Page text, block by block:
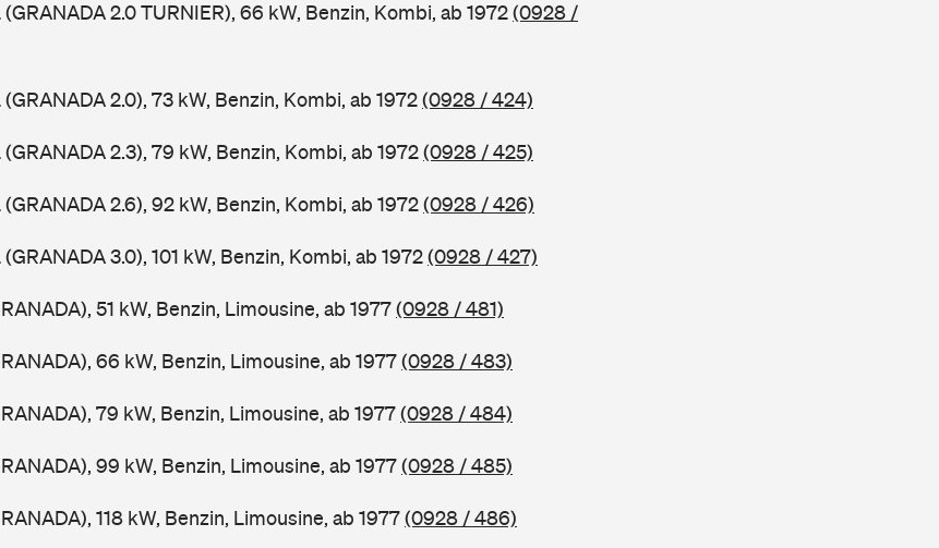
2.0 TURNIER), 66 kW, Benzin, Kombi, ab 1972(0928 /
2.0), 73 kW, Benzin, Kombi, ab 1972(0928 / 424)
2.3), 79 kW, Benzin, Kombi, ab 1972(0928 / 425)
2.6), 92 kW, Benzin, Kombi, ab 1972(0928 / 426)
3.0), 101 kW, Benzin, Kombi, ab 1972(0928 / 427)
51 kW, Benzin, Limousine, ab 1977(0928 / 481)
66 kW, Benzin, Limousine, ab 1977(0928 / 483)
79 kW, Benzin, Limousine, ab 1977(0928 / 484)
99 kW, Benzin, Limousine, ab 1977(0928 / 485)
118 kW, Benzin, Limousine, ab 1977(0928 / 486)